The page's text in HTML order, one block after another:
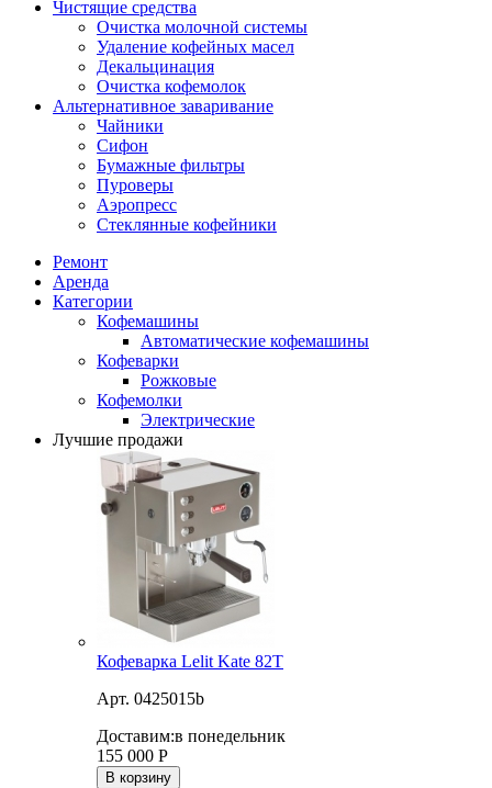
Чистящие средства
Очистка молочной системы
Удаление кофейных масел
Декальцинация
Очистка кофемолок
Альтернативное заваривание
Чайники
Сифон
Бумажные фильтры
Пуроверы
Аэропресс
Стеклянные кофейники
Ремонт
Аренда
Категории
Кофемашины
Автоматические кофемашины
Кофеварки
Рожковые
Кофемолки
Электрические
Лучшие продажи
Кофеварка Lelit Kate 82T
Арт. 0425015b
Доставим:в понедельник
155 000 Р
В корзину